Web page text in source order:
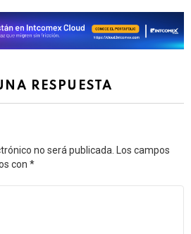
RESPUESTA
no será publicada. Los campos
con *